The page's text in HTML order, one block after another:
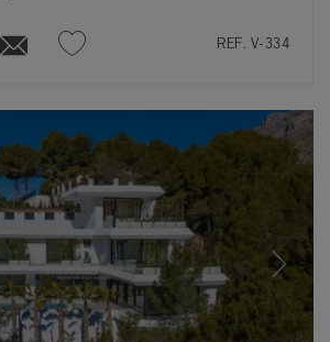
REF. V-334
Next